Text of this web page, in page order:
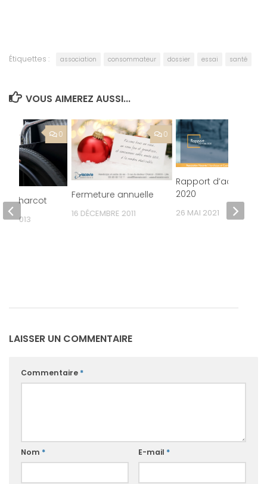
Étiquettes : association consommateur dossier essai santé
VOUS AIMEREZ AUSSI...
0
Fermeture annuelle
16 DÉCEMBRE 2011
Rapport d’activité
2020
26 MAI 2021
0
Charcot
2013
LAISSER UN COMMENTAIRE
Commentaire *
Nom * E-mail *